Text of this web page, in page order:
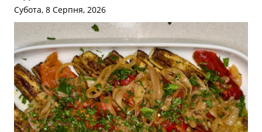
Субота, 8 Серпня, 2026